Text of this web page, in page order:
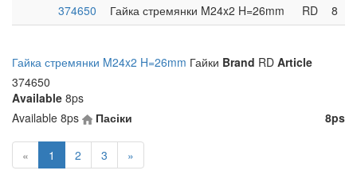
374650
Гайка стремянки M24x2 H=26mm RD 8
Гайка стремянки M24x2 H=26mm Гайки Brand RD Article
374650
Available 8ps
Available 8ps Пасіки 8ps
« 1 2 3 »